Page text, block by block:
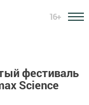
16+
фестиваль
Science